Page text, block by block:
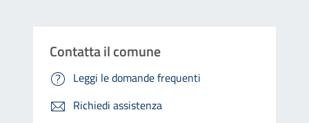
Contatta il comune
Leggi le domande frequenti
Richiedi assistenza